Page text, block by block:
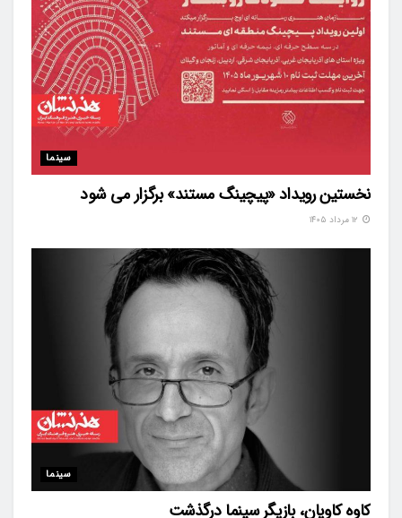
سینما
نخستین رویداد «پیچینگ مستند» برگزار می شود
سینما
کاوه کاویان، بازیگر سینما درگذشت